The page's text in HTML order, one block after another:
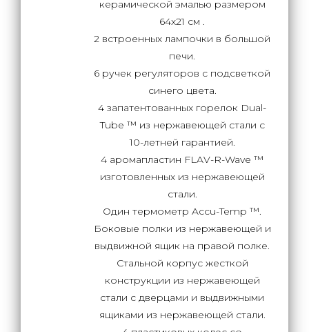
керамической эмалью размером
64х21 см .
2 встроенных лампочки в большой
печи.
6 ручек регуляторов с подсветкой
синего цвета.
4 запатентованных горелок Dual-
Tube ™ из нержавеющей стали с
10-летней гарантией.
4 аромапластин FLAV-R-Wave ™
изготовленных из нержавеющей
стали.
Один термометр Accu-Temp ™.
Боковые полки из нержавеющей и
выдвижной ящик на правой полке.
Стальной корпус жесткой
конструкции из нержавеющей
стали с дверцами и выдвижными
ящиками из нержавеющей стали.